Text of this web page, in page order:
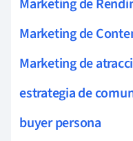
Marketing de
Marketing de
estrategia de
buyer persona